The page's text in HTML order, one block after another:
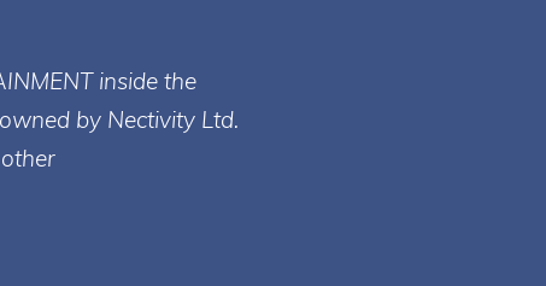
inside the
by Nectivity Ltd.